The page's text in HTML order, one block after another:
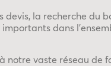
devis, la recherche du
dans
notre vaste réseau de